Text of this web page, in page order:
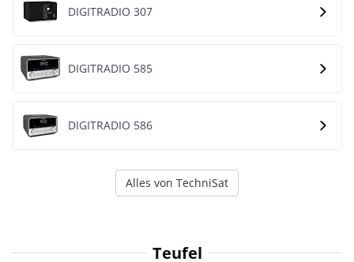
DIGITRADIO 307
DIGITRADIO 585
DIGITRADIO 586
Alles von TechniSat
Teufel